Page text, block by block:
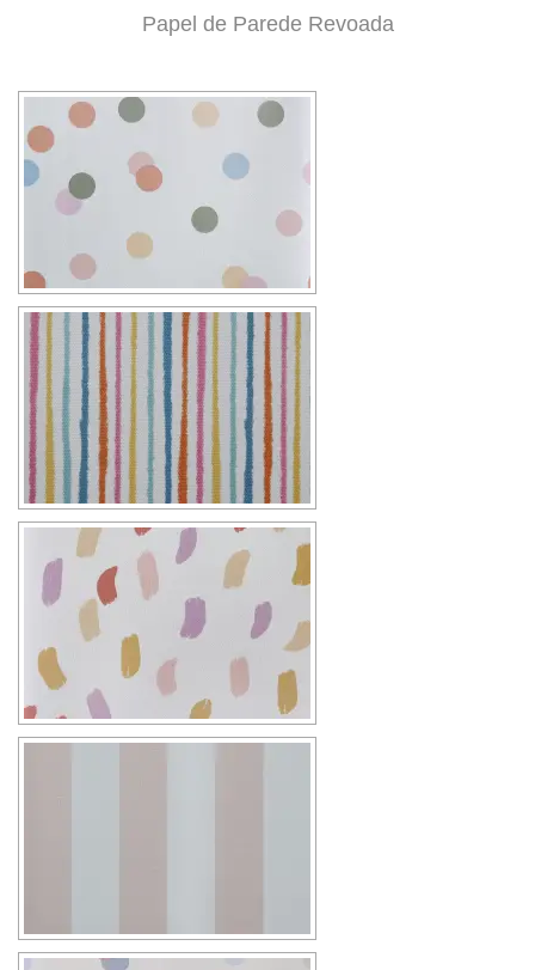
Papel de Parede Revoada